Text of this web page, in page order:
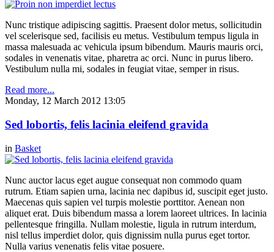
Nunc tristique adipiscing sagittis. Praesent dolor metus, sollicitudin
vel scelerisque sed, facilisis eu metus. Vestibulum tempus ligula in
massa malesuada ac vehicula ipsum bibendum. Mauris mauris orci,
sodales in venenatis vitae, pharetra ac orci. Nunc in purus libero.
Vestibulum nulla mi, sodales in feugiat vitae, semper in risus.
Read more...
Monday, 12 March 2012 13:05
Sed lobortis, felis lacinia eleifend gravida
in Basket
Nunc auctor lacus eget augue consequat non commodo quam
rutrum. Etiam sapien urna, lacinia nec dapibus id, suscipit eget justo.
Maecenas quis sapien vel turpis molestie porttitor. Aenean non
aliquet erat. Duis bibendum massa a lorem laoreet ultrices. In lacinia
pellentesque fringilla. Nullam molestie, ligula in rutrum interdum,
nisl tellus imperdiet dolor, quis dignissim nulla purus eget tortor.
Nulla varius venenatis felis vitae posuere.